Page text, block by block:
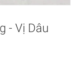
- Vị Dâu